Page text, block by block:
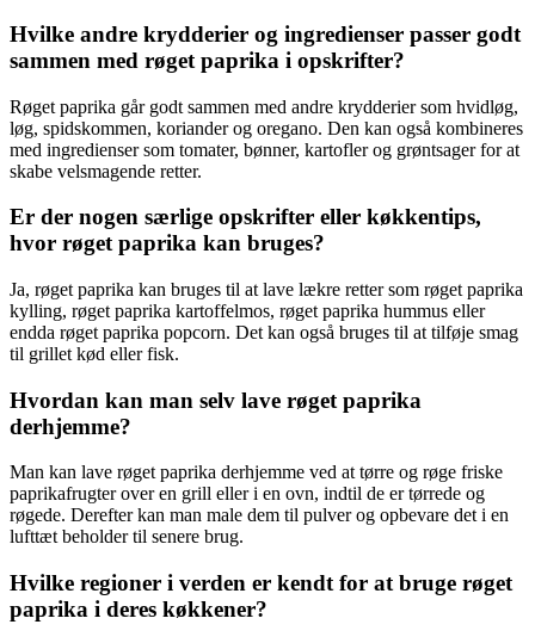
Hvilke andre krydderier og ingredienser passer godt
sammen med røget paprika i opskrifter?
Røget paprika går godt sammen med andre krydderier som hvidløg,
løg, spidskommen, koriander og oregano. Den kan også kombineres
med ingredienser som tomater, bønner, kartofler og grøntsager for at
skabe velsmagende retter.
Er der nogen særlige opskrifter eller køkkentips,
hvor røget paprika kan bruges?
Ja, røget paprika kan bruges til at lave lækre retter som røget paprika
kylling, røget paprika kartoffelmos, røget paprika hummus eller
endda røget paprika popcorn. Det kan også bruges til at tilføje smag
til grillet kød eller fisk.
Hvordan kan man selv lave røget paprika
derhjemme?
Man kan lave røget paprika derhjemme ved at tørre og røge friske
paprikafrugter over en grill eller i en ovn, indtil de er tørrede og
røgede. Derefter kan man male dem til pulver og opbevare det i en
lufttæt beholder til senere brug.
Hvilke regioner i verden er kendt for at bruge røget
paprika i deres køkkener?